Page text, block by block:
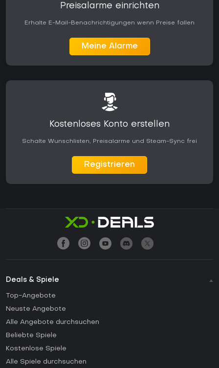
Preisalarme einrichten
Erhalte E-Mail-Benachrichtigungen wenn Preise fallen
Meine Alarme
Kostenloses Konto erstellen
Schalte Wunschlisten, Preisalarme und Steam-Sync frei
Registrieren
Deals & Spiele
Top-Angebote
Neuste Angebote
Alle Angebote durchsuchen
Beliebte Spiele
Kostenlose Spiele
Alle Spiele durchsuchen